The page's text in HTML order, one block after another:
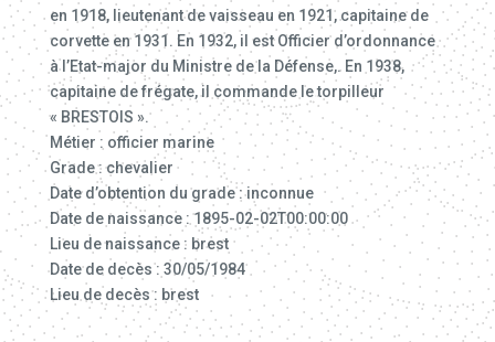
en 1918, lieutenant de vaisseau en 1921, capitaine de
corvette en 1931. En 1932, il est Officier d’ordonnance
à l’Etat-major du Ministre de la Défense,. En 1938,
capitaine de frégate, il commande le torpilleur
« BRESTOIS ».
Métier : officier marine
Grade : chevalier
Date d’obtention du grade : inconnue
Date de naissance : 1895-02-02T00:00:00
Lieu de naissance : brest
Date de decès : 30/05/1984
Lieu de decès : brest